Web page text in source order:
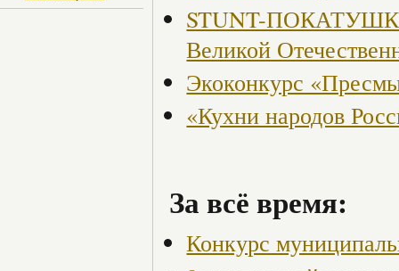
STUNT-
Великой
Экоконкурс
«Кухни народов
За всё время:
Конкурс